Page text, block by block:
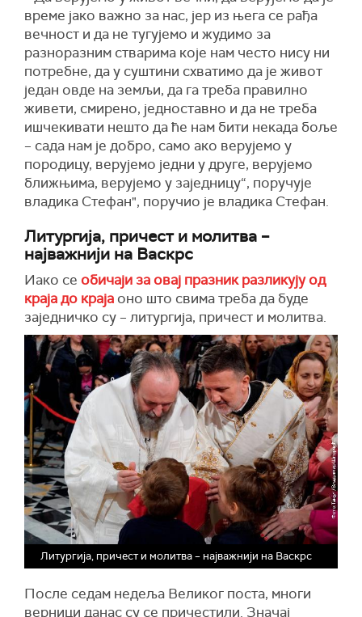
време јако важно за нас, јер из њега се рађа
вечност и да не тугујемо и жудимо за
разноразним стварима које нам често нису ни
потребне, да у суштини схватимо да је живот
један овде на земљи, да га треба правилно
живети, смирено, једноставно и да не треба
ишчекивати нешто да ће нам бити некада боље
– сада нам је добро, само ако верујемо у
породицу, верујемо једни у друге, верујемо
ближњима, верујемо у заједницу“, поручује
владика Стефан", поручио је владика Стефан.
Литургија, причест и молитва –
најважнији на Васкрс
Иако се обичаји за овај празник разликују од
краја до краја оно што свима треба да буде
заједничко су – литургија, причест и молитва.
Литургија, причест и молитва – најважнији на Васкрс
После седам недеља Великог поста, многи
верници данас су се причестили. Значај